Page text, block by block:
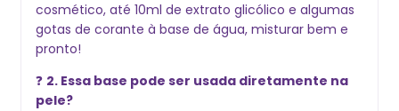
cosmético, até 10ml de extrato glicólico e algumas
gotas de corante à base de água, misturar bem e
pronto!
❓ 2. Essa base pode ser usada diretamente na
pele?